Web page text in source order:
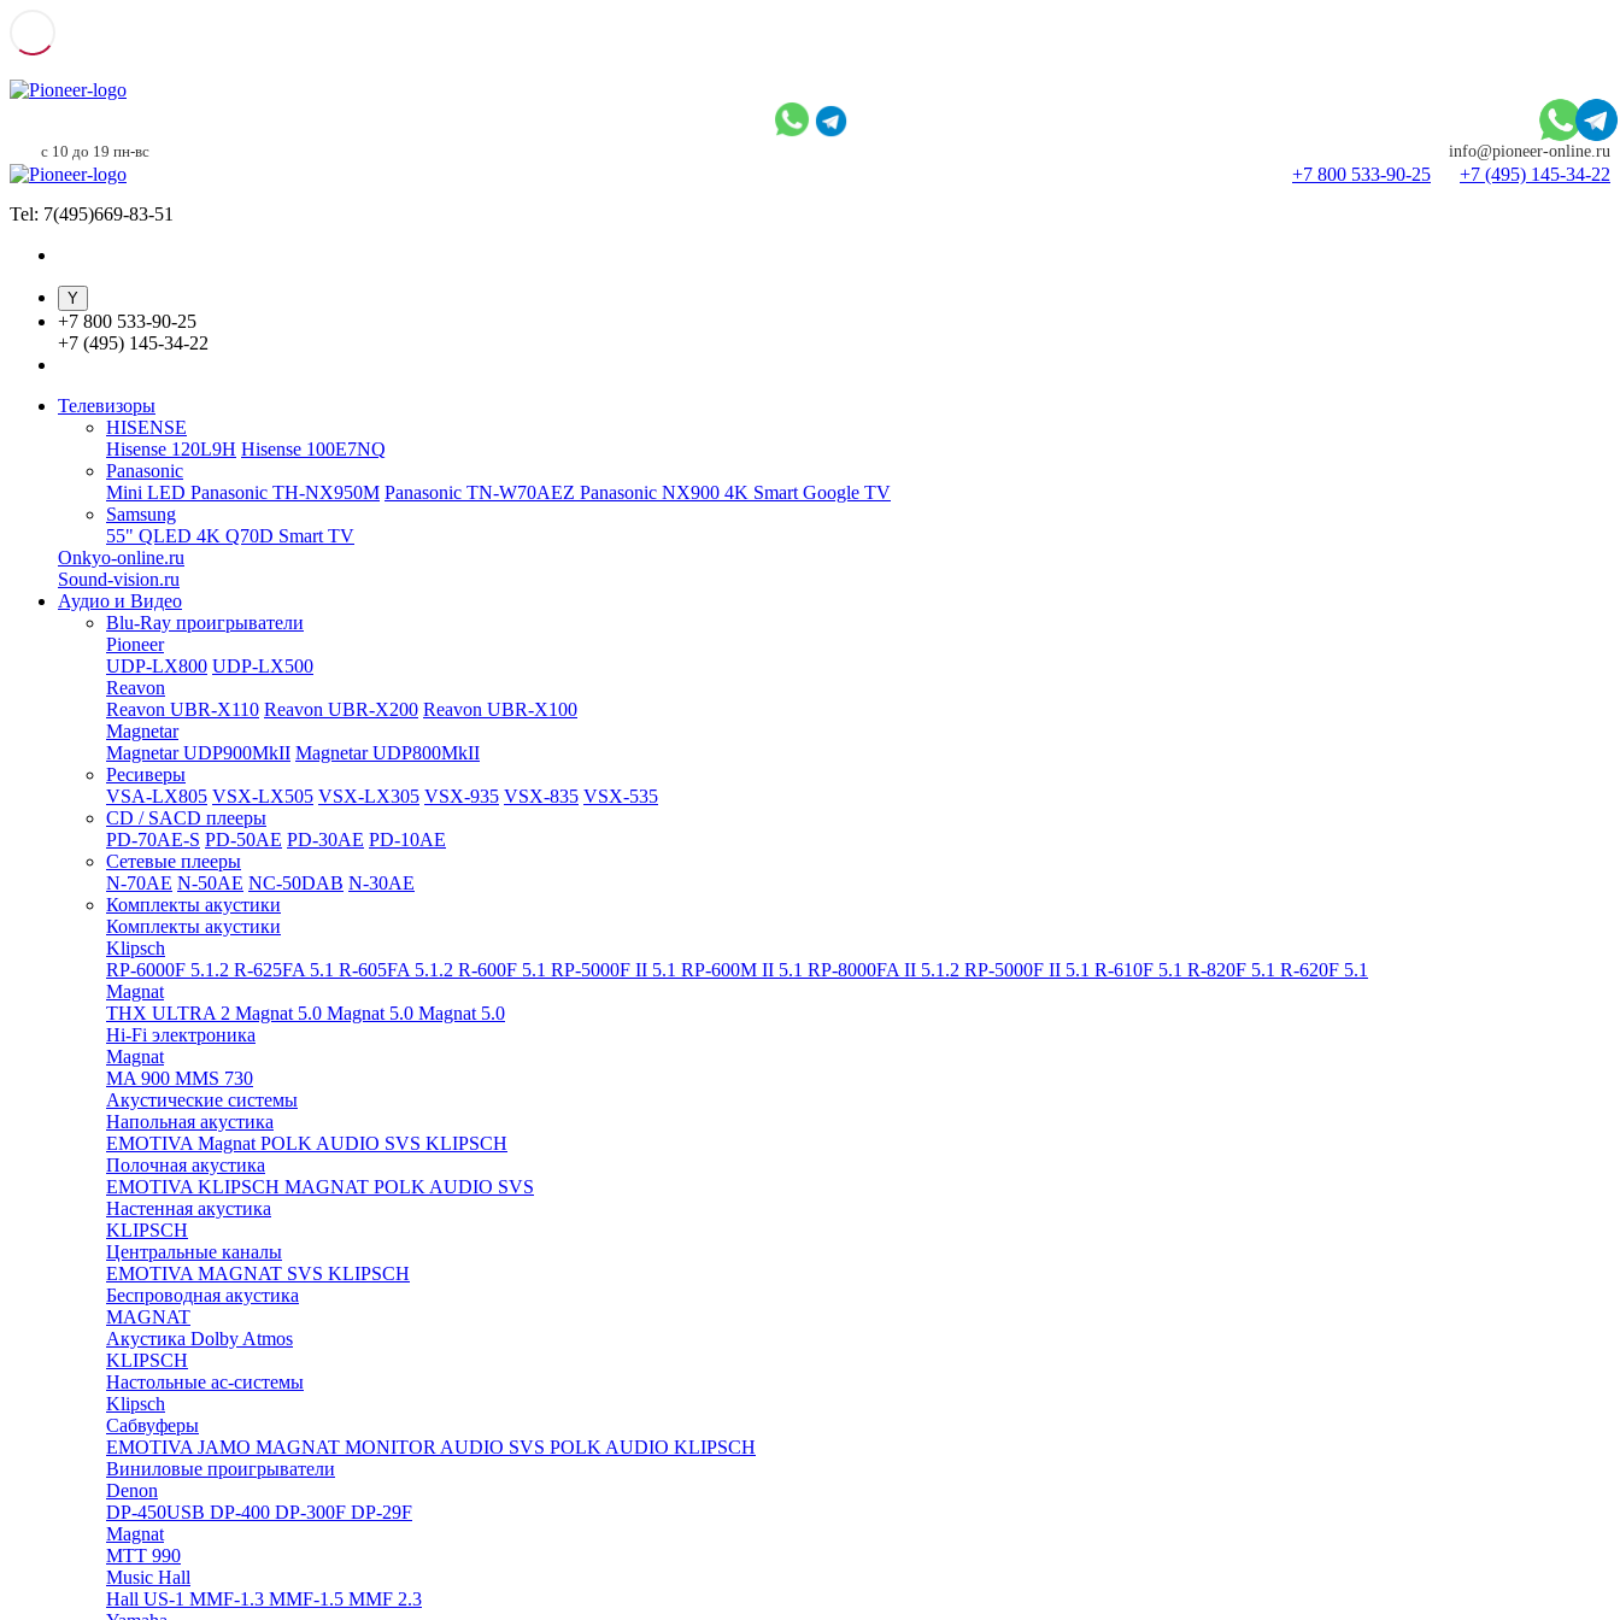
с 10 до 19 пн-вс info@pioneer-online.ru
+7 800 533-90-25
+7 (495) 145-34-22
Tel: 7(495)669-83-51
+7 800 533-90-25
+7 (495) 145-34-22
Телевизоры
HISENSE
Hisense 120L9H Hisense 100E7NQ
Panasonic
Mini LED Panasonic TH-NX950M Panasonic TN-W70AEZ Panasonic NX900 4K Smart Google TV
Samsung
55" QLED 4K Q70D Smart TV
Onkyo-online.ru
Sound-vision.ru
Аудио и Видео
Blu-Ray проигрыватели
Pioneer
UDP-LX800 UDP-LX500
Reavon
Reavon UBR-X110 Reavon UBR-X200 Reavon UBR-X100
Magnetar
Magnetar UDP900MkII Magnetar UDP800MkII
Ресиверы
VSA-LX805 VSX-LX505 VSX-LX305 VSX-935 VSX-835 VSX-535
CD / SACD плееры
PD-70AE-S PD-50AE PD-30AE PD-10AE
Сетевые плееры
N-70AE N-50AE NC-50DAB N-30AE
Комплекты акустики
Комплекты акустики
Klipsch
RP-6000F 5.1.2 R-625FA 5.1 R-605FA 5.1.2 R-600F 5.1 RP-5000F II 5.1 RP-600M II 5.1 RP-8000FA II 5.1.2 RP-5000F II 5.1 R-610F 5.1 R-820F 5.1 R-620F 5.1
Magnat
THX ULTRA 2 Magnat 5.0 Magnat 5.0 Magnat 5.0
Hi-Fi электроника
Magnat
MA 900 MMS 730
Акустические системы
Напольная акустика
EMOTIVA Magnat POLK AUDIO SVS KLIPSCH
Полочная акустика
EMOTIVA KLIPSCH MAGNAT POLK AUDIO SVS
Настенная акустика
KLIPSCH
Центральные каналы
EMOTIVA MAGNAT SVS KLIPSCH
Беспроводная акустика
MAGNAT
Акустика Dolby Atmos
KLIPSCH
Настольные ас-системы
Klipsch
Сабвуферы
EMOTIVA JAMO MAGNAT MONITOR AUDIO SVS POLK AUDIO KLIPSCH
Виниловые проигрыватели
Denon
DP-450USB DP-400 DP-300F DP-29F
Magnat
MTT 990
Music Hall
Hall US-1 MMF-1.3 MMF-1.5 MMF 2.3